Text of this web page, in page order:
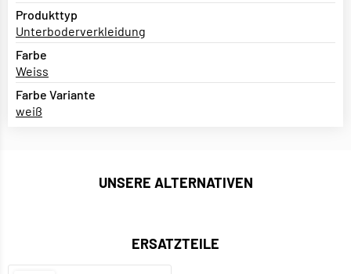
Produkttyp
Unterboderverkleidung
Farbe
Weiss
Farbe Variante
weiß
UNSERE ALTERNATIVEN
ERSATZTEILE